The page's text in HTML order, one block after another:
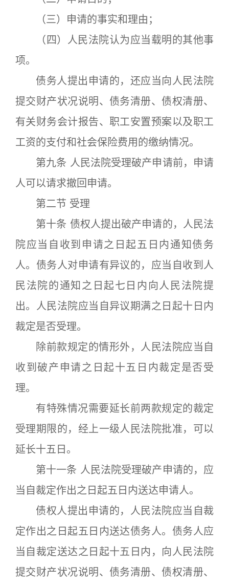
（三）申请的事实和理由；
（四）人民法院认为应当载明的其他事
项。
债务人提出申请的，还应当向人民法院
提交财产状况说明、债务清册、债权清册、
有关财务会计报告、职工安置预案以及职工
工资的支付和社会保险费用的缴纳情况。
第九条 人民法院受理破产申请前，申请
人可以请求撤回申请。
第二节 受理
第十条 债权人提出破产申请的，人民法
院应当自收到申请之日起五日内通知债务
人。债务人对申请有异议的，应当自收到人
民法院的通知之日起七日内向人民法院提
出。人民法院应当自异议期满之日起十日内
裁定是否受理。
除前款规定的情形外，人民法院应当自
收到破产申请之日起十五日内裁定是否受
理。
有特殊情况需要延长前两款规定的裁定
受理期限的，经上一级人民法院批准，可以
延长十五日。
第十一条 人民法院受理破产申请的，应
当自裁定作出之日起五日内送达申请人。
债权人提出申请的，人民法院应当自裁
定作出之日起五日内送达债务人。债务人应
当自裁定送达之日起十五日内，向人民法院
提交财产状况说明、债务清册、债权清册、